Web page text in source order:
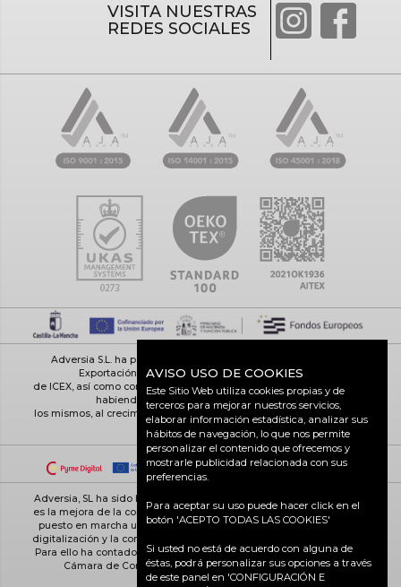
VISITA NUESTRAS
REDES SOCIALES
Adversia S.L. ha participado en el Programa de Iniciación a la
Exportación ICEX-Next, y ha contado con el apoyo
de ICEX, así como con la cofinanciación de Fondos europeos FEDER,
habiendo contribuido según la medida de
los mismos, al crecimiento económico de esta empresa, su región y
de España en su conjunto
Adversia, SL ha sido beneficiaria de Fondos Europeos, cuyo objetivo
es la mejora de la competitividad de las PYMES, y gracias al cual ha
puesto en marcha un Plan de Acción con el objetivo de reforzar la
digitalización y la competitividad de las pymes durante el año 2025.
Para ello ha contado con el apoyo del Programa Pyme Digital de la
Cámara de Comercio de Ciudad Real. #EuropaSeSiente
AVISO USO DE COOKIES
Este Sitio Web utiliza cookies propias y de
terceros para mejorar nuestros servicios,
elaborar información estadística, analizar sus
hábitos de navegación, lo que nos permite
personalizar el contenido que ofrecemos y
mostrarle publicidad relacionada con sus
preferencias.
Para aceptar su uso puede hacer click en el
botón 'ACEPTO TODAS LAS COOKIES'
Si usted no está de acuerdo con alguna de
éstas, podrá personalizar sus opciones a través
de este panel en 'CONFIGURACIÓN E